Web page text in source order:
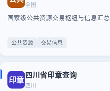
全国
国家级公共资源交易枢纽与信息汇总
公共资源 交易信息
印章 四川省印章查询
四川